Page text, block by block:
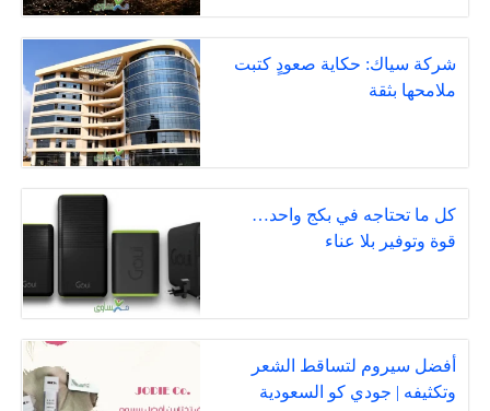
شركة سياك: حكاية صعودٍ كتبت
ملامحها بثقة
كل ما تحتاجه في بكج واحد…
قوة وتوفير بلا عناء
أفضل سيروم لتساقط الشعر
وتكثيفه | جودي كو السعودية